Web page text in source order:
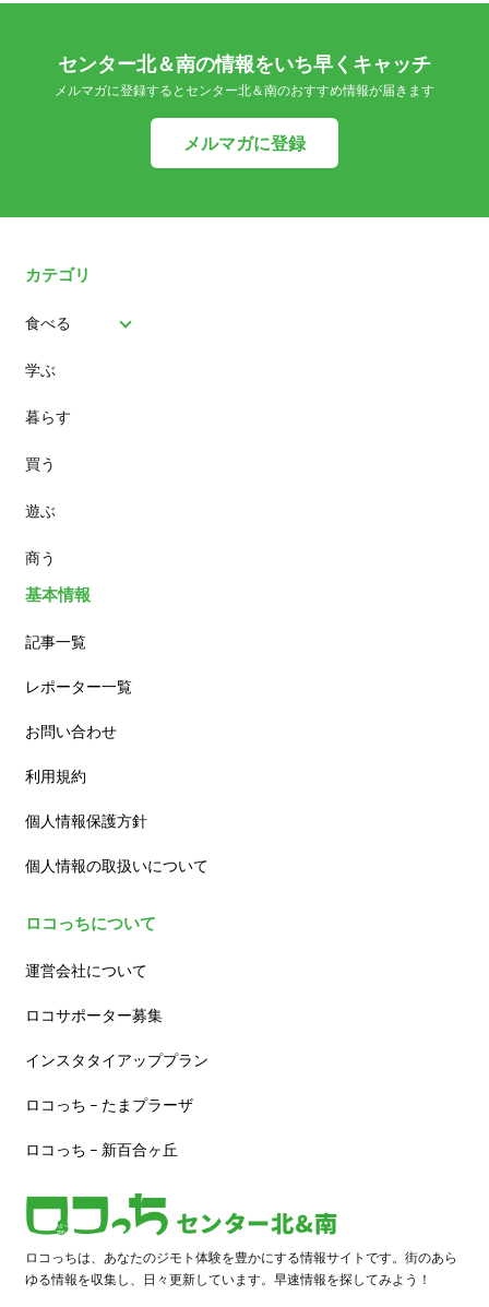
センター北＆南の情報をいち早くキャッチ
メルマガに登録するとセンター北＆南のおすすめ情報が届きます
メルマガに登録
カテゴリ
食べる
パン
スイーツ
ランチ
カフェ
学ぶ
暮らす
買う
遊ぶ
商う
基本情報
記事一覧
レポーター一覧
お問い合わせ
利用規約
個人情報保護方針
個人情報の取扱いについて
ロコっちについて
運営会社について
ロコサポーター募集
インスタタイアッププラン
ロコっち – たまプラーザ
ロコっち – 新百合ヶ丘
ロコっちは、あなたのジモト体験を豊かにする情報サイトです。街のあら
ゆる情報を収集し、日々更新しています。早速情報を探してみよう！